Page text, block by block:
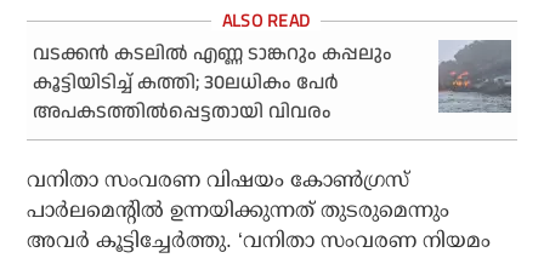
വടക്കന്‍ കടലില്‍ എണ്ണ ടാങ്കറും കപ്പലും
കൂട്ടിയിടിച്ച് കത്തി; 30ലധികം പേര്‍
അപകടത്തില്‍പ്പെട്ടതായി വിവരം
വനിതാ സംവരണ വിഷയം കോൺഗ്രസ്
പാർലമെന്റിൽ ഉന്നയിക്കുന്നത് തുടരുമെന്നും
അവർ കൂട്ടിച്ചേർത്തു. ‘വനിതാ സംവരണ നിയമം